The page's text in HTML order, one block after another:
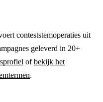
conteststemoperaties uit
geleverd in 20+
ofbekijk het
.